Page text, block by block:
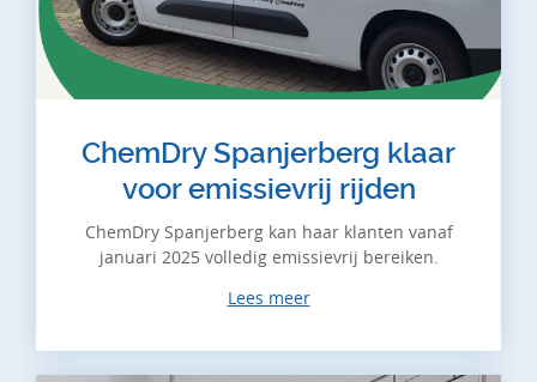
ChemDry Spanjerberg klaar
voor emissievrij rijden
ChemDry Spanjerberg kan haar klanten vanaf
januari 2025 volledig emissievrij bereiken.
Lees meer